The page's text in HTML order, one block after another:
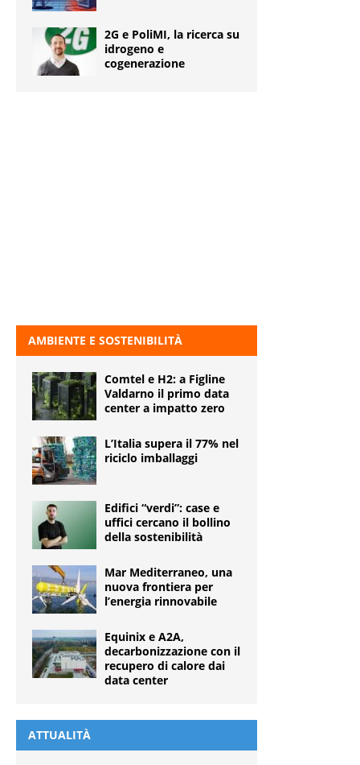
2G e PoliMI, la ricerca su
idrogeno e
cogenerazione
AMBIENTE E SOSTENIBILITÀ
Comtel e H2: a Figline
Valdarno il primo data
center a impatto zero
L’Italia supera il 77% nel
riciclo imballaggi
Edifici “verdi”: case e
uffici cercano il bollino
della sostenibilità
Mar Mediterraneo, una
nuova frontiera per
l’energia rinnovabile
Equinix e A2A,
decarbonizzazione con il
recupero di calore dai
data center
ATTUALITÀ